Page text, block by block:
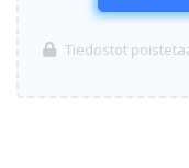
Tiedostot